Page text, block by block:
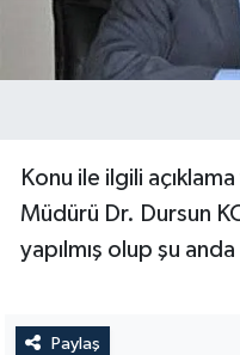
Konu ile ilgili
Müdürü Dr. Dursun
yapılmış olup şu
Paylaş